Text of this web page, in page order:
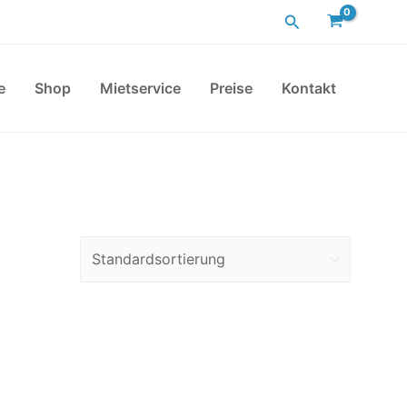
Suchen
Shop Mietservice Preise Kontakt